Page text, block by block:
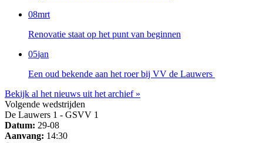
08mrt
Renovatie staat op het punt van beginnen
05jan
Een oud bekende aan het roer bij VV de Lauwers
Bekijk al het nieuws uit het archief »
Volgende wedstrijden
De Lauwers 1 - GSVV 1
Datum: 29-08
Aanvang: 14:30